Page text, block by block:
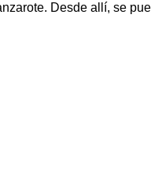
Desde allí, se